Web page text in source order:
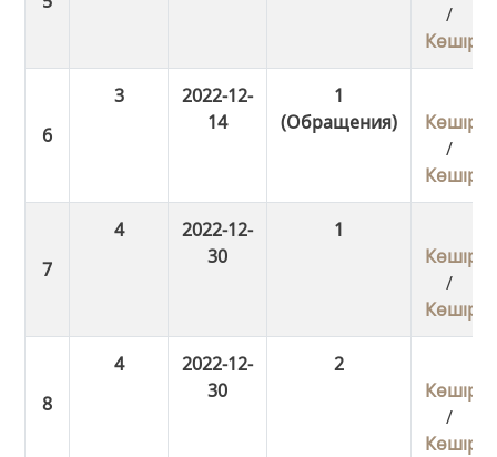
/
Көшіру
3
2022-12-
14
1
(Обращения)
Көшіру
/
Көшіру
4
2022-12-
30
1
Көшіру
/
Көшіру
4
2022-12-
30
2
Көшіру
/
Көшіру